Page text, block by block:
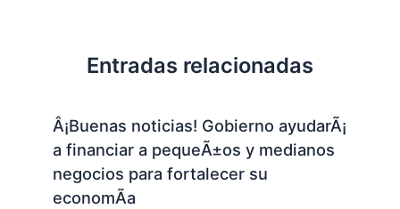
Entradas relacionadas
Â¡Buenas noticias! Gobierno ayudarÃ¡
a financiar a pequeÃ±os y medianos
negocios para fortalecer su
economÃ­a